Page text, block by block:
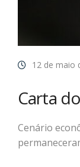
12 de maio
Carta
Cenário